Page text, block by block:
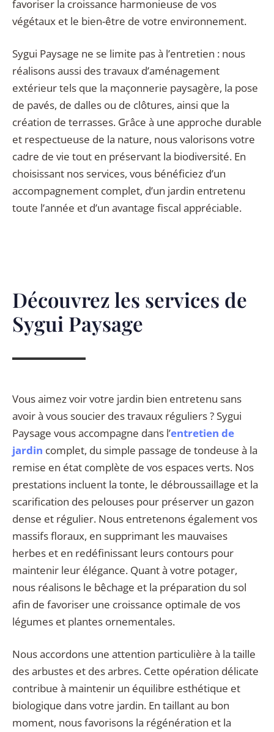
favoriser la croissance harmonieuse de vos
végétaux et le bien-être de votre environnement.
Sygui Paysage ne se limite pas à l’entretien : nous
réalisons aussi des travaux d’aménagement
extérieur tels que la maçonnerie paysagère, la pose
de pavés, de dalles ou de clôtures, ainsi que la
création de terrasses. Grâce à une approche durable
et respectueuse de la nature, nous valorisons votre
cadre de vie tout en préservant la biodiversité. En
choisissant nos services, vous bénéficiez d’un
accompagnement complet, d’un jardin entretenu
toute l’année et d’un avantage fiscal appréciable.
Découvrez les services de
Sygui Paysage
Vous aimez voir votre jardin bien entretenu sans
avoir à vous soucier des travaux réguliers ? Sygui
Paysage vous accompagne dans l’entretien de
jardin complet, du simple passage de tondeuse à la
remise en état complète de vos espaces verts. Nos
prestations incluent la tonte, le débroussaillage et la
scarification des pelouses pour préserver un gazon
dense et régulier. Nous entretenons également vos
massifs floraux, en supprimant les mauvaises
herbes et en redéfinissant leurs contours pour
maintenir leur élégance. Quant à votre potager,
nous réalisons le bêchage et la préparation du sol
afin de favoriser une croissance optimale de vos
légumes et plantes ornementales.
Nous accordons une attention particulière à la taille
des arbustes et des arbres. Cette opération délicate
contribue à maintenir un équilibre esthétique et
biologique dans votre jardin. En taillant au bon
moment, nous favorisons la régénération et la